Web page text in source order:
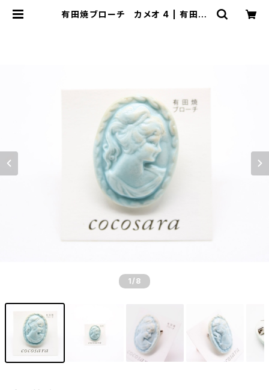
有田焼ブローチ カメオ 4 | 有田焼
1 /8